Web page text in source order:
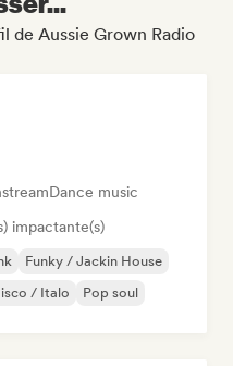
de Aussie Grown Radio
Dance music
impactante(s)
Funky / Jackin House
/ Italo Pop soul